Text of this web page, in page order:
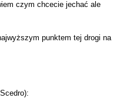
czym chcecie jechać ale
punktem tej drogi na